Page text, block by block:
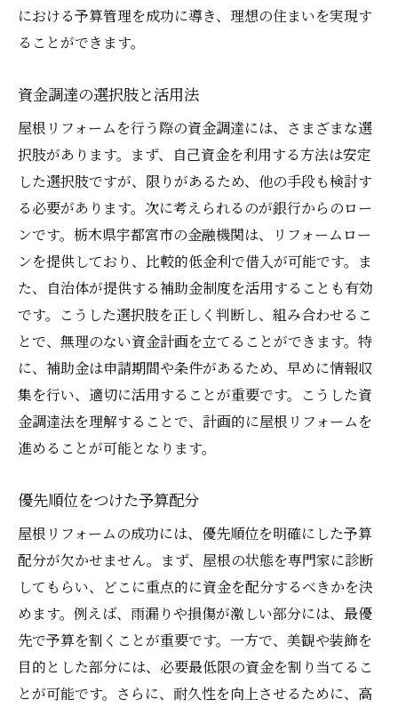
における予算管理を成功に導き、理想の住まいを実現す
ることができます。
資金調達の選択肢と活用法
屋根リフォームを行う際の資金調達には、さまざまな選
択肢があります。まず、自己資金を利用する方法は安定
した選択肢ですが、限りがあるため、他の手段も検討す
る必要があります。次に考えられるのが銀行からのロー
ンです。栃木県宇都宮市の金融機関は、リフォームロー
ンを提供しており、比較的低金利で借入が可能です。ま
た、自治体が提供する補助金制度を活用することも有効
です。こうした選択肢を正しく判断し、組み合わせるこ
とで、無理のない資金計画を立てることができます。特
に、補助金は申請期間や条件があるため、早めに情報収
集を行い、適切に活用することが重要です。こうした資
金調達法を理解することで、計画的に屋根リフォームを
進めることが可能となります。
優先順位をつけた予算配分
屋根リフォームの成功には、優先順位を明確にした予算
配分が欠かせません。まず、屋根の状態を専門家に診断
してもらい、どこに重点的に資金を配分するべきかを決
めます。例えば、雨漏りや損傷が激しい部分には、最優
先で予算を割くことが重要です。一方で、美観や装飾を
目的とした部分には、必要最低限の資金を割り当てるこ
とが可能です。さらに、耐久性を向上させるために、高